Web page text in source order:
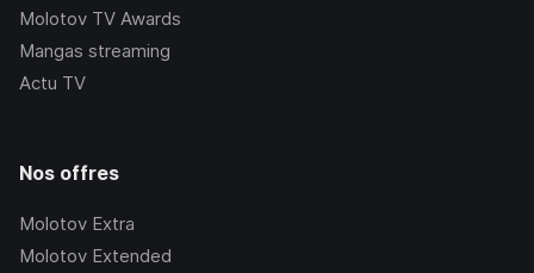
Molotov TV Awards
Mangas streaming
Actu TV
Nos offres
Molotov Extra
Molotov Extended